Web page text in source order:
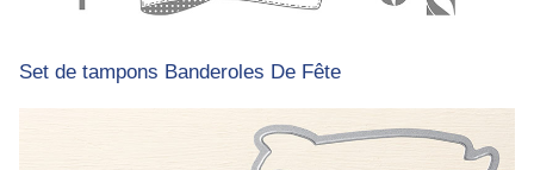
Set de tampons Banderoles De Fête